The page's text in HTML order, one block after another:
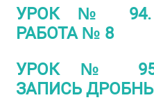
УРОК № 94.
РАБОТА № 8
УРОК № 95.
ЗАПИСЬ